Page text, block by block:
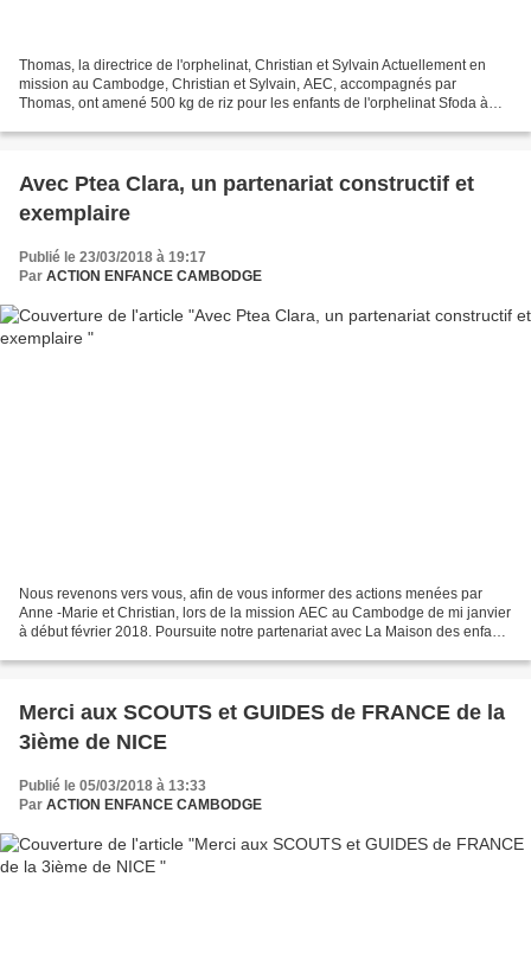
Thomas, la directrice de l'orphelinat, Christian et Sylvain Actuellement en
mission au Cambodge, Christian et Sylvain, AEC, accompagnés par
Thomas, ont amené 500 kg de riz pour les enfants de l'orphelinat Sfoda à
Avec Ptea Clara, un partenariat constructif et
exemplaire
Publié le 23/03/2018 à 19:17
Par ACTION ENFANCE CAMBODGE
Nous revenons vers vous, afin de vous informer des actions menées par
Anne -Marie et Christian, lors de la mission AEC au Cambodge de mi janvier
à début février 2018. Poursuite notre partenariat avec La Maison des enfants
Merci aux SCOUTS et GUIDES de FRANCE de la
3ième de NICE
Publié le 05/03/2018 à 13:33
Par ACTION ENFANCE CAMBODGE